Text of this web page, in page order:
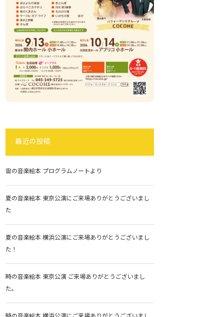
最近の投稿
宙の音楽絵本 プログラムノートより
夏の音楽絵本 東京公演にご来場ありがとうございまし
た
夏の音楽絵本 横浜公演にご来場ありがとうございまし
た！
時の音楽絵本 東京公演 ご来場ありがとうございまし
た。